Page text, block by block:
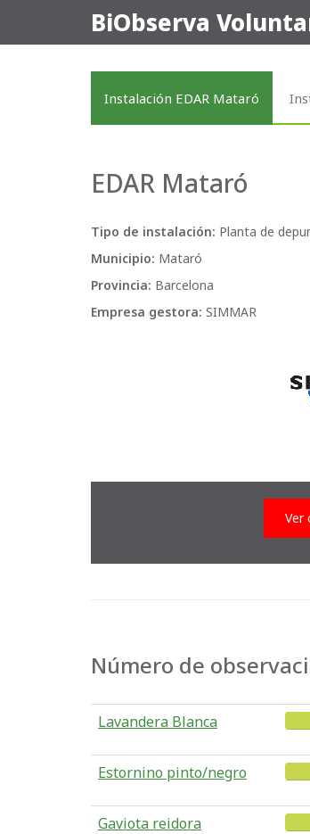
BiObserva
Instalación EDAR Mataró
EDAR Mataró
Tipo de instalación: Planta de
Municipio: Mataró
Provincia: Barcelona
Empresa gestora: SIMMAR
Ver
Número de
Lavandera Blanca
Estornino pinto/negro
Gaviota reidora